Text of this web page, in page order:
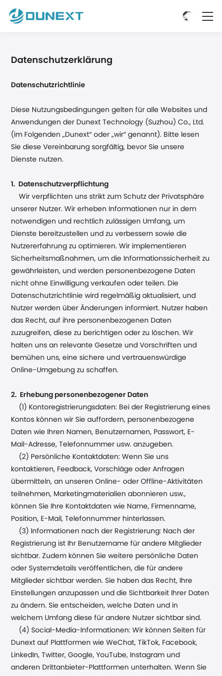
Datenschutzerklärung
Datenschutzrichtlinie
Diese Nutzungsbedingungen gelten für alle Websites und
Anwendungen der Dunext Technology (Suzhou) Co., Ltd.
(im Folgenden „Dunext“ oder „wir“ genannt). Bitte lesen
Sie diese Vereinbarung sorgfältig, bevor Sie unsere
Dienste nutzen.
1. Datenschutzverpflichtung
Wir verpflichten uns strikt zum Schutz der Privatsphäre
unserer Nutzer. Wir erheben Informationen nur in dem
notwendigen und rechtlich zulässigen Umfang, um
Dienste bereitzustellen und zu verbessern sowie die
Nutzererfahrung zu optimieren. Wir implementieren
Sicherheitsmaßnahmen, um die Informationssicherheit zu
gewährleisten, und werden personenbezogene Daten
nicht ohne Einwilligung verkaufen oder teilen. Die
Datenschutzrichtlinie wird regelmäßig aktualisiert, und
Nutzer werden über Änderungen informiert. Nutzer haben
das Recht, auf ihre personenbezogenen Daten
zuzugreifen, diese zu berichtigen oder zu löschen. Wir
halten uns an relevante Gesetze und Vorschriften und
bemühen uns, eine sichere und vertrauenswürdige
Online-Umgebung zu schaffen.
2. Erhebung personenbezogener Daten
(1) Kontoregistrierungsdaten: Bei der Registrierung eines
Kontos können wir Sie auffordern, personenbezogene
Daten wie Ihren Namen, Benutzernamen, Passwort, E-
Mail-Adresse, Telefonnummer usw. anzugeben.
(2) Persönliche Kontaktdaten: Wenn Sie uns
kontaktieren, Feedback, Vorschläge oder Anfragen
übermitteln, an unseren Online- oder Offline-Aktivitäten
teilnehmen, Marketingmaterialien abonnieren usw.,
können Sie Ihre Kontaktdaten wie Name, Firmenname,
Position, E-Mail, Telefonnummer hinterlassen.
(3) Informationen nach der Registrierung: Nach der
Registrierung ist Ihr Benutzername für andere Mitglieder
sichtbar. Zudem können Sie weitere persönliche Daten
oder Systemdetails veröffentlichen, die für andere
Mitglieder sichtbar werden. Sie haben das Recht, Ihre
Einstellungen anzupassen und die Sichtbarkeit Ihrer Daten
zu ändern. Sie entscheiden, welche Daten und in
welchem Umfang diese für andere Nutzer sichtbar sind.
(4) Social-Media-Informationen: Wir können Seiten für
Dunext auf Plattformen wie WeChat, TikTok, Facebook,
LinkedIn, Twitter, Google, YouTube, Instagram und
anderen Drittanbieter-Plattformen unterhalten. Wenn Sie